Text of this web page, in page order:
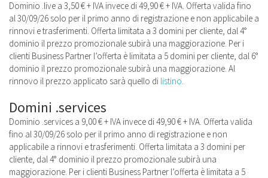
Dominio .live a 3,50 € + IVA invece di 49,90 € + IVA. Offerta valida fino
al 30/09/26 solo per il primo anno di registrazione e non applicabile a
rinnovi e trasferimenti. Offerta limitata a 3 domini per cliente, dal 4°
dominio il prezzo promozionale subirà una maggiorazione. Per i
clienti Business Partner l’offerta è limitata a 5 domini per cliente, dal 6°
dominio il prezzo promozionale subirà una maggiorazione. Al
rinnovo il prezzo applicato sarà quello di listino.
Domini .services
Dominio .services a 9,00 € + IVA invece di 49,90 € + IVA. Offerta valida
fino al 30/09/26 solo per il primo anno di registrazione e non
applicabile a rinnovi e trasferimenti. Offerta limitata a 3 domini per
cliente, dal 4° dominio il prezzo promozionale subirà una
maggiorazione. Per i clienti Business Partner l’offerta è limitata a 5